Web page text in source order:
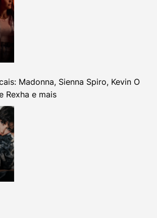
Madonna, Sienna Spiro, Kevin O
Rexha e mais